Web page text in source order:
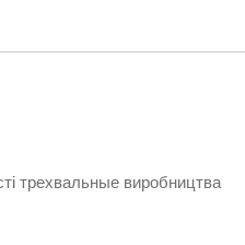
трехвальные виробництва